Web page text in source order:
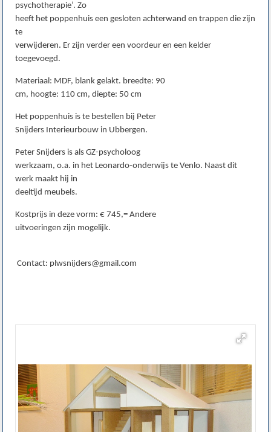
psychotherapie’. Zo
heeft het poppenhuis een gesloten achterwand en trappen die zijn
te
verwijderen. Er zijn verder een voordeur en een kelder
toegevoegd.
Materiaal: MDF, blank gelakt. breedte: 90
cm, hoogte: 110 cm, diepte: 50 cm
Het poppenhuis is te bestellen bij Peter
Snijders Interieurbouw in Ubbergen.
Peter Snijders is als GZ-psycholoog
werkzaam, o.a. in het Leonardo-onderwijs te Venlo. Naast dit
werk maakt hij in
deeltijd meubels.
Kostprijs in deze vorm: € 745,= Andere
uitvoeringen zijn mogelijk.
Contact: plwsnijders@gmail.com